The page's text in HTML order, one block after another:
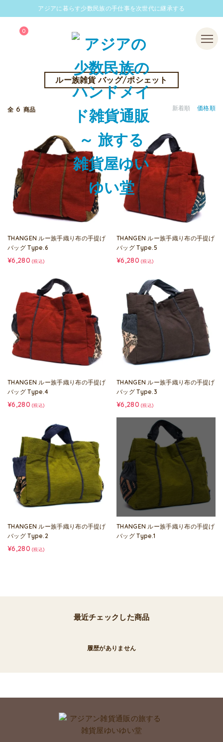
アジアに暮らす少数民族の手仕事を次世代に継承する
0 Menu
ルー族雑貨 バッグ/ポシェット
全 6 商品 新着順 価格順
THANGEN ルー族手織り布の手提げ
バッグ Type.6
¥6,280 (税込)
THANGEN ルー族手織り布の手提げ
バッグ Type.5
¥6,280 (税込)
THANGEN ルー族手織り布の手提げ
バッグ Type.4
¥6,280 (税込)
THANGEN ルー族手織り布の手提げ
バッグ Type.3
¥6,280 (税込)
THANGEN ルー族手織り布の手提げ
バッグ Type.2
¥6,280 (税込)
THANGEN ルー族手織り布の手提げ
バッグ Type.1
最近チェックした商品
履歴がありません